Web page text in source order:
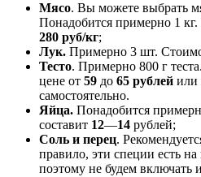
Мясо. Вы можете выбрать
Понадобится примерно 1 кг.
280 руб/кг;
Лук. Примерно 3 шт.
Тесто. Примерно 800 г
цене от 59 до 65 рублей или
самостоятельно.
Яйца. Понадобится
составит 12—14 рублей;
Соль и перец.
правило, эти специи есть
поэтому не будем включать